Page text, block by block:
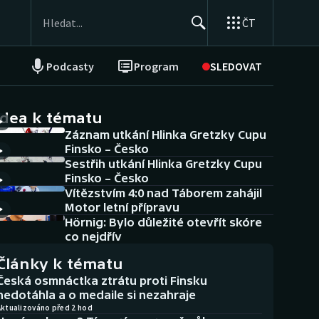
ČT
Podcasty Program SLEDOVAT
NEPŘEHLÉDNĚTE
Historické návraty
Aplikace ČT sport
AZ kvíz
k tématu
Záznam utkání Hlinka Gretzky Cupu
Finsko – Česko
Sestřih utkání Hlinka Gretzky Cupu
Finsko – Česko
Vítězstvím 4:0 nad Táborem zahájil
Motor letní přípravu
Hörnig: Bylo důležité otevřít skóre
co nejdřív
k tématu
osmnáctka ztrátu proti Finsku
a o medaile si nezahraje
před 2 hod